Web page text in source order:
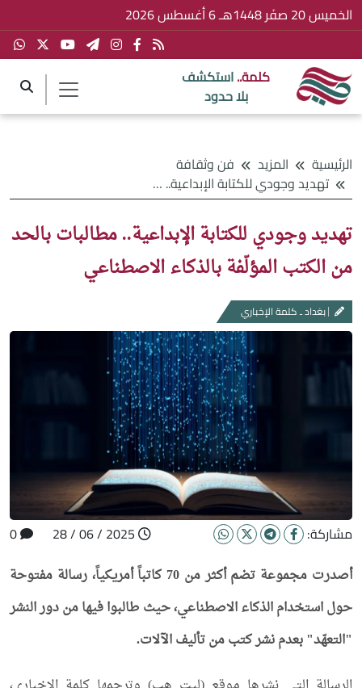
الخميس 20 صفَر 1448هـ 6 أغسطس 2026
كلمة..استكشف
بلا حدود
الرئيسية المزيد
فن وثقافة
تهديد وجودي للكتابة الإبداعية.. مطالبات بالحد من الكتب المؤلّفة بالذكاء الاصطناعي
تهديد وجودي للكتابة الإبداعية.. مطالبات بالحد
من الكتب المؤلّفة بالذكاء الاصطناعي
بغداد ـ كلمة الإخباري
مشاركة:
أصدرت مجموعة تضم أكثر من 70 كاتباً أمريكياً، رسالة مفتوحة
حول استخدام الذكاء الاصطناعي، حيث طالبوا فيها من دور النشر
"التعهّد" بعدم نشر كتب من تأليف الآلات.